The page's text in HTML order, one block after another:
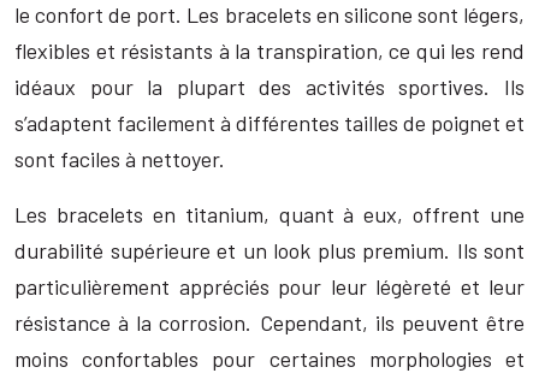
le confort de port. Les bracelets en silicone sont légers,
flexibles et résistants à la transpiration, ce qui les rend
idéaux pour la plupart des activités sportives. Ils
s’adaptent facilement à différentes tailles de poignet et
sont faciles à nettoyer.
Les bracelets en titanium, quant à eux, offrent une
durabilité supérieure et un look plus premium. Ils sont
particulièrement appréciés pour leur légèreté et leur
résistance à la corrosion. Cependant, ils peuvent être
moins confortables pour certaines morphologies et